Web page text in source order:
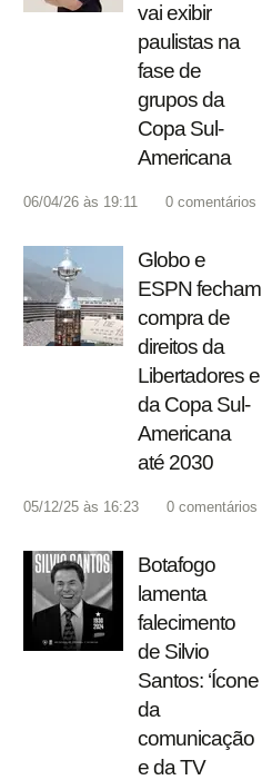
vai exibir
paulistas na
fase de
grupos da
Copa Sul-
Americana
06/04/26 às 19:11 0 comentários
Globo e
ESPN fecham
compra de
direitos da
Libertadores e
da Copa Sul-
Americana
até 2030
05/12/25 às 16:23 0 comentários
Botafogo
lamenta
falecimento
de Silvio
Santos: ‘Ícone
da
comunicação
e da TV